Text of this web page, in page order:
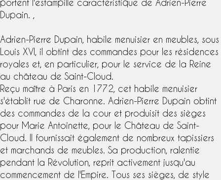
portent l'estampille caractéristique de Adrien-Pierre
Dupain. ,
Adrien-Pierre Dupain , habile menuisier en meubles, sous
Louis XVI, il obtint des commandes pour les résidences
royales et, en particulier, pour le service de la Reine
au château de Saint-Cloud.
Reçu maître à Paris en 1772, cet habile menuisier
s'établit rue de Charonne. Adrien-Pierre Dupain obtint
des commandes de la cour et produisit des sièges
pour Marie Antoinette, pour le Château de Saint-
Cloud. Il fournissait également de nombreux tapissiers
et marchands de meubles. Sa production, ralentie
pendant la Révolution, reprit activement jusqu'au
commencement de l'Empire. Tous ses sièges, de style